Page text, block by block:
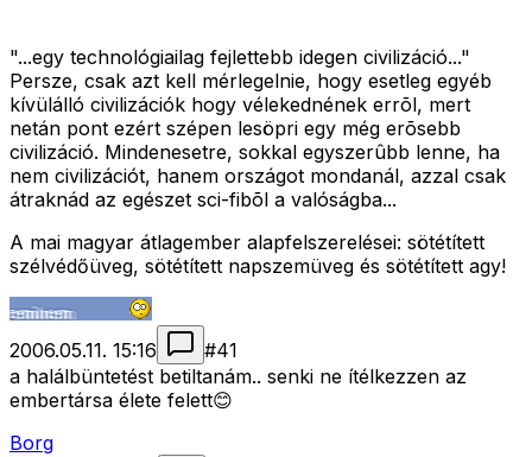
"...egy technológiailag fejlettebb idegen civilizáció..."
Persze, csak azt kell mérlegelnie, hogy esetleg egyéb
kívülálló civilizációk hogy vélekednének errõl, mert
netán pont ezért szépen lesöpri egy még erõsebb
civilizáció. Mindenesetre, sokkal egyszerûbb lenne, ha
nem civilizációt, hanem országot mondanál, azzal csak
átraknád az egészet sci-fibõl a valóságba...
A mai magyar átlagember alapfelszerelései: sötétített
szélvédőüveg, sötétített napszemüveg és sötétített agy!
2006.05.11. 15:16 #41
a halálbüntetést betiltanám.. senki ne ítélkezzen az
embertársa élete felett😊
Borg